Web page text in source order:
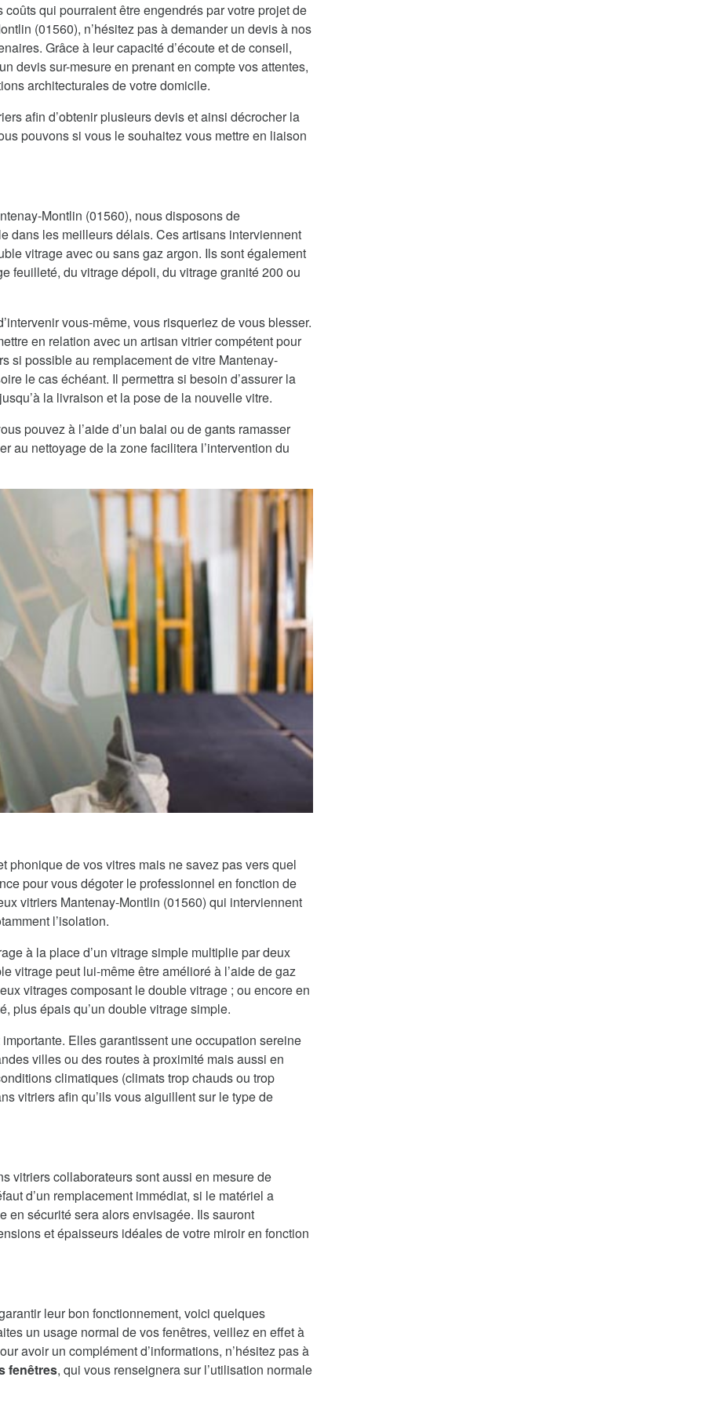
qui pourraient être engendrés par votre projet de
(01560), n’hésitez pas à demander un devis à nos
Grâce à leur capacité d’écoute et de conseil,
devis sur-mesure en prenant en compte vos attentes,
architecturales de votre domicile.
afin d’obtenir plusieurs devis et ainsi décrocher la
pouvons si vous le souhaitez vous mettre en liaison
Montlin (01560), nous disposons de
dans les meilleurs délais. Ces artisans interviennent
vitrage avec ou sans gaz argon. Ils sont également
feuilleté, du vitrage dépoli, du vitrage granité 200 ou
vous-même, vous risqueriez de vous blesser.
en relation avec un artisan vitrier compétent pour
si possible au remplacement de vitre Mantenay-
le cas échéant. Il permettra si besoin d’assurer la
la livraison et la pose de la nouvelle vitre.
pouvez à l’aide d’un balai ou de gants ramasser
au nettoyage de la zone facilitera l’intervention du
phonique de vos vitres mais ne savez pas vers quel
pour vous dégoter le professionnel en fonction de
vitriers Mantenay-Montlin (01560) qui interviennent
l’isolation.
à la place d’un vitrage simple multiplie par deux
vitrage peut lui-même être amélioré à l’aide de gaz
vitrages composant le double vitrage ; ou encore en
plus épais qu’un double vitrage simple.
Elles garantissent une occupation sereine
villes ou des routes à proximité mais aussi en
climatiques (climats trop chauds ou trop
vitriers afin qu’ils vous aiguillent sur le type de
vitriers collaborateurs sont aussi en mesure de
d’un remplacement immédiat, si le matériel a
en sécurité sera alors envisagée. Ils sauront
et épaisseurs idéales de votre miroir en fonction
leur bon fonctionnement, voici quelques
un usage normal de vos fenêtres, veillez en effet à
avoir un complément d’informations, n’hésitez pas à
fenêtres, qui vous renseignera sur l’utilisation normale